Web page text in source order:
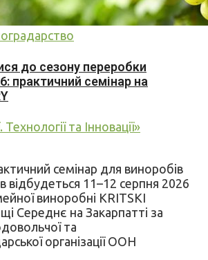
до сезону переробки
практичний семінар на
та Інновації»
семінар для виноробів
відбудеться 11–12 серпня 2026
виноробні KRITSKI
Середнє на Закарпатті за
та
організації ООН